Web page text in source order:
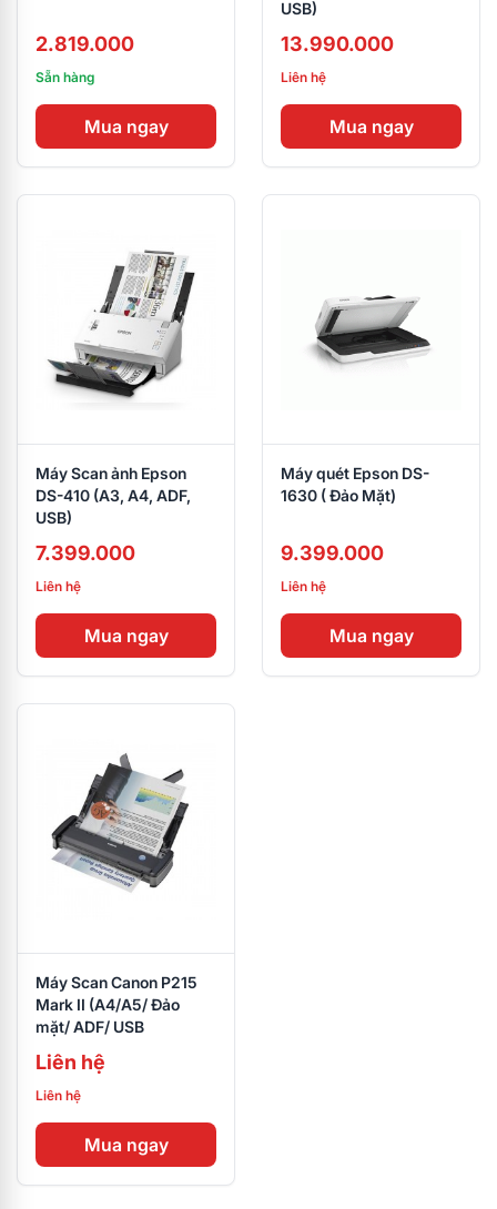
2.819.000
Sẵn hàng
Mua ngay
USB)
13.990.000
Liên hệ
Mua ngay
Máy Scan ảnh Epson
DS-410 (A3, A4, ADF,
USB)
7.399.000
Liên hệ
Mua ngay
Máy quét Epson DS-
1630 ( Đảo Mặt)
9.399.000
Liên hệ
Mua ngay
Máy Scan Canon P215
Mark II (A4/A5/ Đảo
mặt/ ADF/ USB
Liên hệ
Liên hệ
Mua ngay